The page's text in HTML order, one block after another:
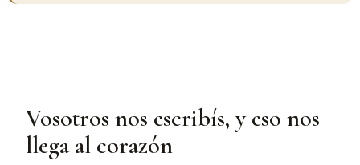
Vosotros nos escribís, y eso nos
llega al corazón